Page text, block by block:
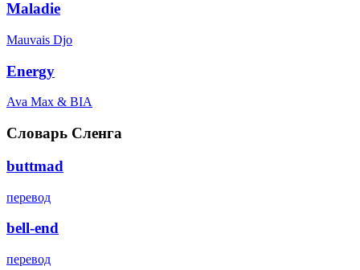
Maladie
Mauvais Djo
Energy
Ava Max & BIA
Словарь Сленга
buttmad
перевод
bell-end
перевод